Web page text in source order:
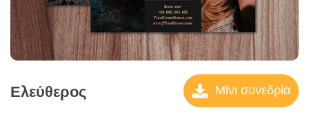
Ελεύθερος Μίνι συνεδρία